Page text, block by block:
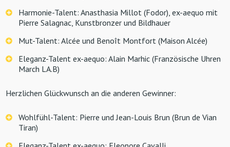
Harmonie-Talent: Anasthasia Millot (Fodor), ex-aequo mit
Pierre Salagnac, Kunstbronzer und Bildhauer
Mut-Talent: Alcée und Benoît Montfort (Maison Alcée)
Eleganz-Talent ex-aequo: Alain Marhic (Französische Uhren
March LA.B)
Herzlichen Glückwunsch an die anderen Gewinner:
Wohlfühl-Talent: Pierre und Jean-Louis Brun (Brun de Vian
Tiran)